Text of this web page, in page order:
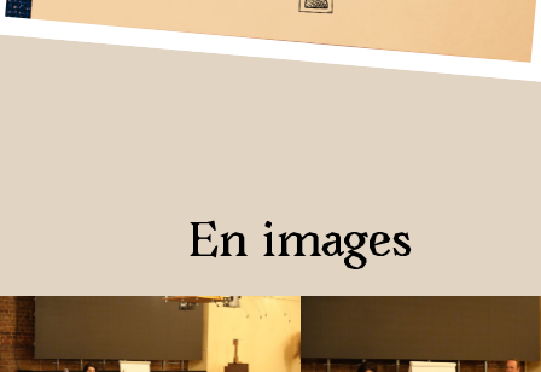
En images